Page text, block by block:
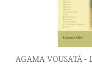
AGAMA VOUSATÁ